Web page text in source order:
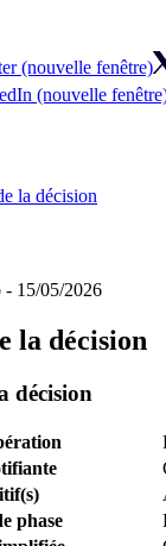
(nouvelle fenêtre)
(nouvelle
la décision
15/05/2026
la décision
décision
phase